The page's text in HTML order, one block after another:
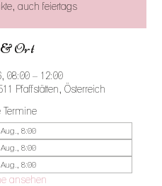
auch feiertags
Ort
08:00 – 12:00
Pfaffstätten, Österreich
Termine
8:00
8:00
8:00
ansehen